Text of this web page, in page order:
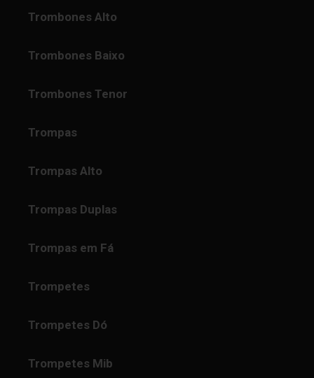
Trombones Alto
Trombones Baixo
Trombones Tenor
Trompas
Trompas Alto
Trompas Duplas
Trompas em Fá
Trompetes
Trompetes Dó
Trompetes Mib